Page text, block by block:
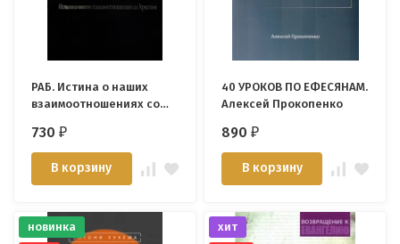
РАБ. Истина о наших
взаимоотношениях со
Артур
730₽
В корзину
40 УРОКОВ ПО ЕФЕСЯНАМ.
Алексей Прокопенко
890₽
В корзину
новинка
хит